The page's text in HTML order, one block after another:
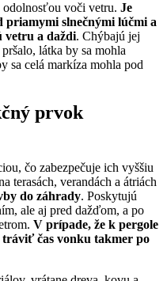
odolnosťou voči vetru. Je
slnečnými lúčmi a
vetru a daždi. Chýbajú jej
látka by sa mohla
sa celá markíza mohla pod
prvok
čo zabezpečuje ich vyššiu
terasách, verandách a átriách
do záhrady. Poskytujú
ale aj pred dažďom, a po
V prípade, že k pergole
tráviť čas vonku takmer po